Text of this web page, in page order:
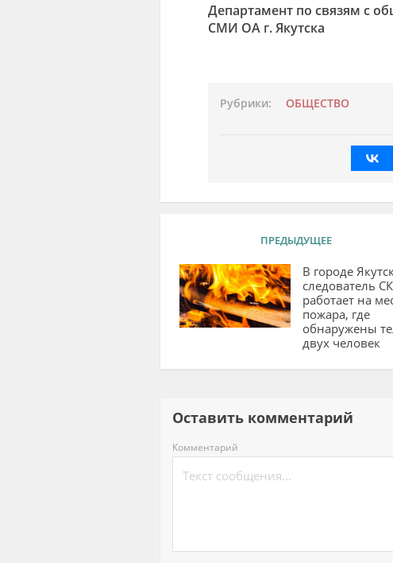
Департамент по связям с
СМИ ОА г. Якутска
Рубрики: ОБЩЕСТВО
ПРЕДЫДУЩЕЕ
В городе
следователь
работает на
пожара, где
обнаружены
двух человек
Оставить комментарий
Комментарий